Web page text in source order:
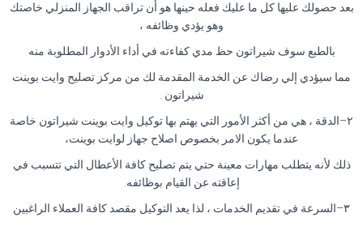
بعد حصولك عليها كل ما عليك فعله حينها هو أن تراقب الجهاز المنزلي خاصتك
وهو يؤدي وظائفه ،
بالطبع سوف شيراتون حظ مدي كفاءته في أداء الأدوار المطلوبة منه
مما سيؤدي إلي رضاك عن الخدمة المقدمة لك من مركز تصليح وايت بوينت
شيراتون
٢–الدقة ، هي من أكثر الأمور التي يهتم بها توكيل وايت بوينت شيراتون خاصة
عندما يكون الامر بخصوص اصلاح جهاز لوايت بوينت،
ذلك لأنه يتطلب مهارات معينة حتي يتم تصليح كافة الأعطال التي تتسبب في
إعاقته عن القيام بوظائفه
٣–السرعة في تقديم الخدمات ، لذا يعد التوكيل مقصد كافة العملاء الراغبين